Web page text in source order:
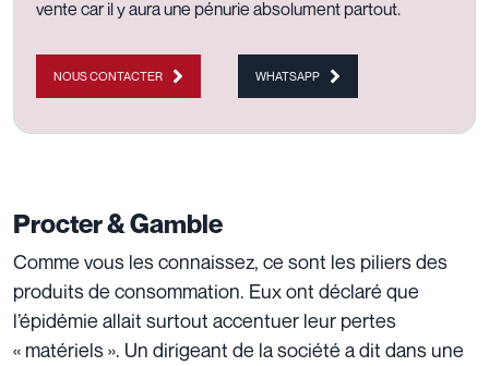
vente car il y aura une pénurie absolument partout.
NOUS CONTACTER WHATSAPP
Procter & Gamble
Comme vous les connaissez, ce sont les piliers des
produits de consommation. Eux ont déclaré que
l’épidémie allait surtout accentuer leur pertes
« matériels ». Un dirigeant de la société a dit dans une